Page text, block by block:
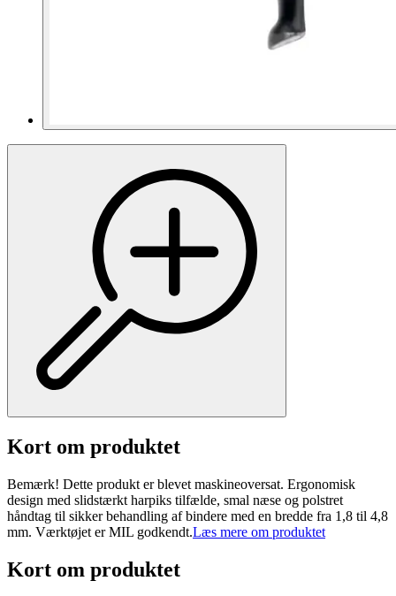
Kort om produktet
Bemærk! Dette produkt er blevet maskineoversat. Ergonomisk
design med slidstærkt harpiks tilfælde, smal næse og polstret
håndtag til sikker behandling af bindere med en bredde fra 1,8 til 4,8
mm. Værktøjet er MIL godkendt.Læs mere om produktet
Kort om produktet